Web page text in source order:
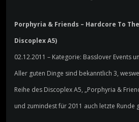
Porphyria & Friends – Hardcore To The
Discoplex A5)
02.12.2011 – Kategorie: Basslover Events
Aller guten Dinge sind bekanntlich 3,
Reihe des Discoplex A5, „Porphyria &
und zumindest für 2011 auch letzte Runde